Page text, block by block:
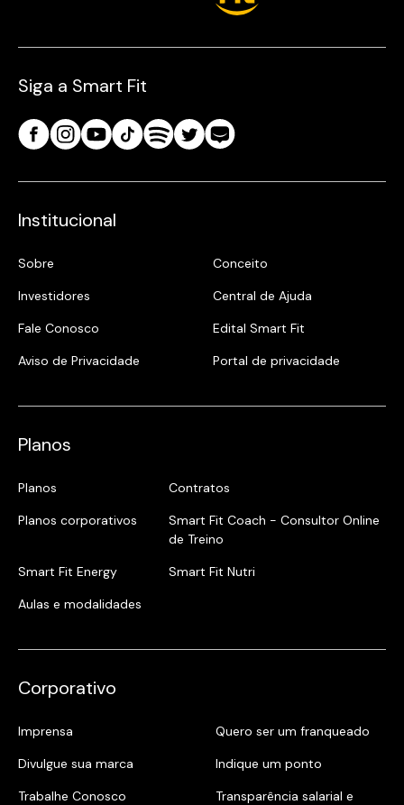
Siga a Smart Fit
Institucional
Sobre
Conceito
Investidores
Central de Ajuda
Fale Conosco
Edital Smart Fit
Aviso de Privacidade
Portal de privacidade
Planos
Planos
Contratos
Planos corporativos
Smart Fit Coach - Consultor Online
de Treino
Smart Fit Energy
Smart Fit Nutri
Aulas e modalidades
Corporativo
Imprensa
Quero ser um franqueado
Divulgue sua marca
Indique um ponto
Trabalhe Conosco
Transparência salarial e